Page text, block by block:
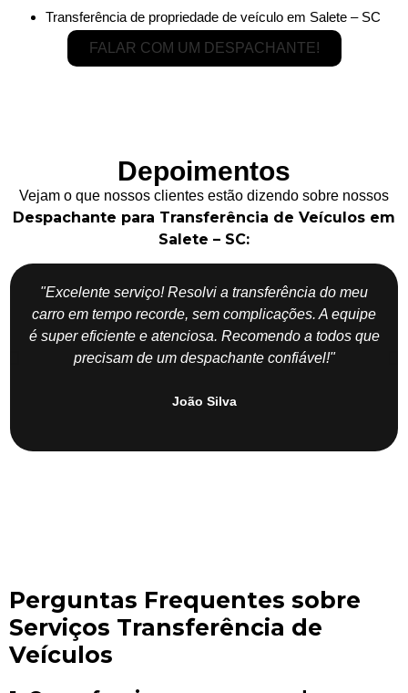
Transferência de propriedade de veículo em Salete – SC
FALAR COM UM DESPACHANTE!
Depoimentos
Vejam o que nossos clientes estão dizendo sobre nossos
Despachante para Transferência de Veículos em
Salete – SC:
"Excelente serviço! Resolvi a transferência do meu
carro em tempo recorde, sem complicações. A equipe
é super eficiente e atenciosa. Recomendo a todos que
precisam de um despachante confiável!"
João Silva
Perguntas Frequentes sobre
Serviços Transferência de
Veículos